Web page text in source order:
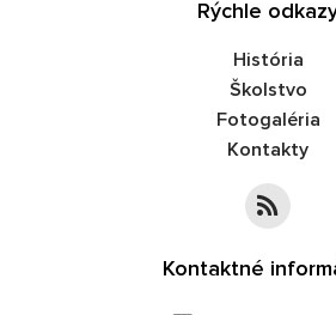
Rýchle
História
Školstvo
Fotogaléria
Kontakty
Kontaktné